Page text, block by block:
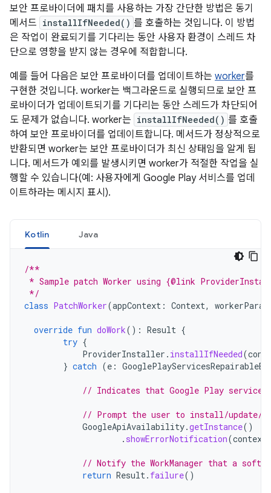
보안 프로바이더에 패치를 사용하는 가장 간단한 방법은 동기
메서드 installIfNeeded() 를 호출하는 것입니다. 이 방법
은 작업이 완료되기를 기다리는 동안 사용자 환경이 스레드 차
단으로 영향을 받지 않는 경우에 적합합니다.
예를 들어 다음은 보안 프로바이더를 업데이트하는 worker를
구현한 것입니다. worker는 백그라운드로 실행되므로 보안 프
로바이더가 업데이트되기를 기다리는 동안 스레드가 차단되어
도 문제가 없습니다. worker는 installIfNeeded() 를 호출
하여 보안 프로바이더를 업데이트합니다. 메서드가 정상적으로
반환되면 worker는 보안 프로바이더가 최신 상태임을 알게 됩
니다. 메서드가 예외를 발생시키면 worker가 적절한 작업을 실
행할 수 있습니다(예: 사용자에게 Google Play 서비스를 업데
이트하라는 메시지 표시).
Kotlin Java
/**
* Sample patch Worker using {@link
*/
class PatchWorker(appContext : Context,
override fun doWork(): Result {
try {
ProviderInstaller . installIfNeeded(
} catch (e :
// Indicates that Google Play
// Prompt the user to install/update/
GoogleApiAvailability.getInstance()
. showErrorNotification(context
// Notify the WorkManager that a soft
return Result. failure()